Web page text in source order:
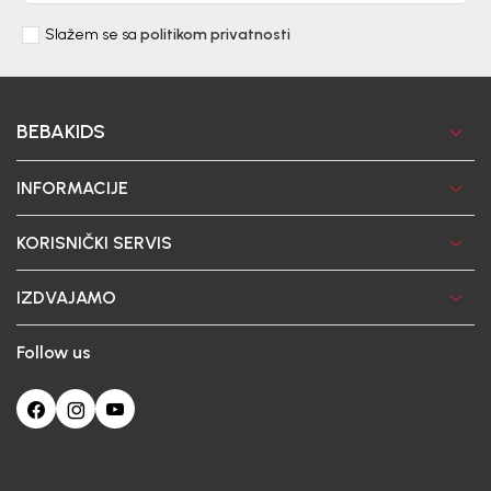
Slažem se sa politikom privatnosti
BEBAKIDS
INFORMACIJE
KORISNIČKI SERVIS
IZDVAJAMO
Follow us